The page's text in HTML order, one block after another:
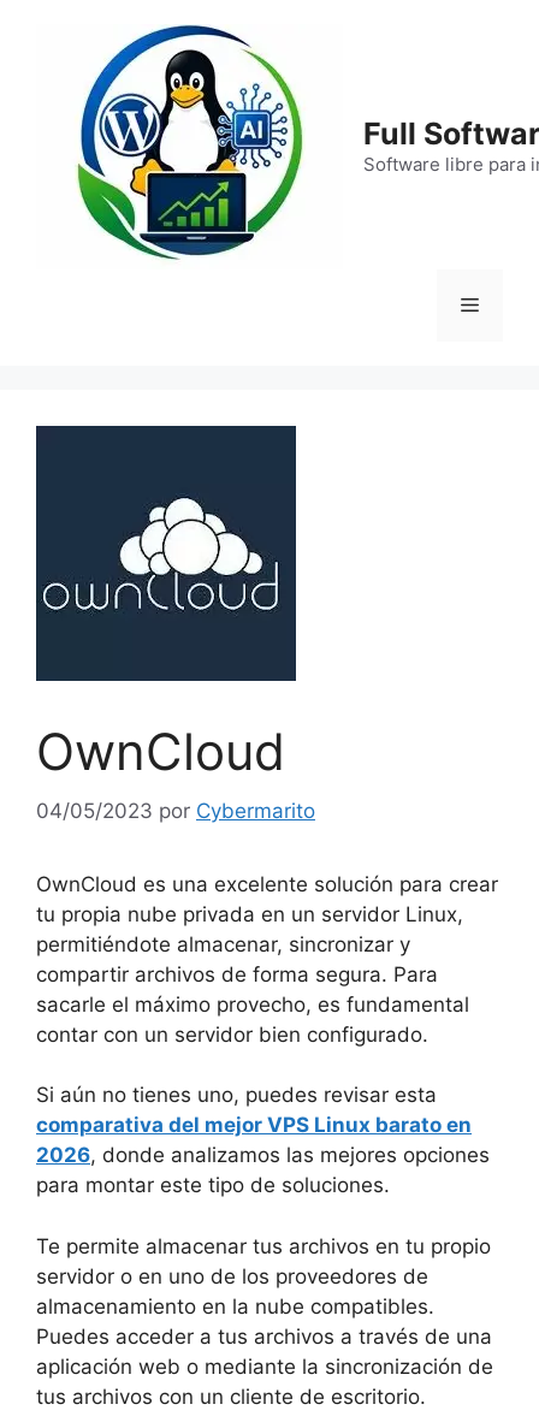
Full
Software libre para
Menú
OwnCloud
04/05/2023 por Cybermarito
OwnCloud es una excelente solución para crear
tu propia nube privada en un servidor Linux,
permitiéndote almacenar, sincronizar y
compartir archivos de forma segura. Para
sacarle el máximo provecho, es fundamental
contar con un servidor bien configurado.
Si aún no tienes uno, puedes revisar esta
comparativa del mejor VPS Linux barato en
2026, donde analizamos las mejores opciones
para montar este tipo de soluciones.
Te permite almacenar tus archivos en tu propio
servidor o en uno de los proveedores de
almacenamiento en la nube compatibles.
Puedes acceder a tus archivos a través de una
aplicación web o mediante la sincronización de
tus archivos con un cliente de escritorio.